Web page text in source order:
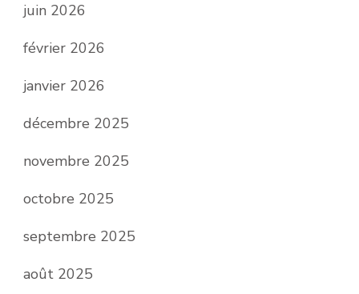
juin 2026
février 2026
janvier 2026
décembre 2025
novembre 2025
octobre 2025
septembre 2025
août 2025